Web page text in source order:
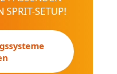
SPRIT-SETUP!